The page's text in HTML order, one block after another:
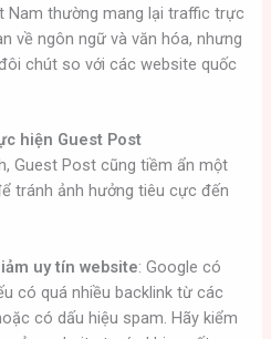
Nam thường mang lại traffic trực
về ngôn ngữ và văn hóa, nhưng
chút so với các website quốc
hiện Guest Post
Guest Post cũng tiềm ẩn một
tránh ảnh hưởng tiêu cực đến
uy tín website: Google có
có quá nhiều backlink từ các
có dấu hiệu spam. Hãy kiểm